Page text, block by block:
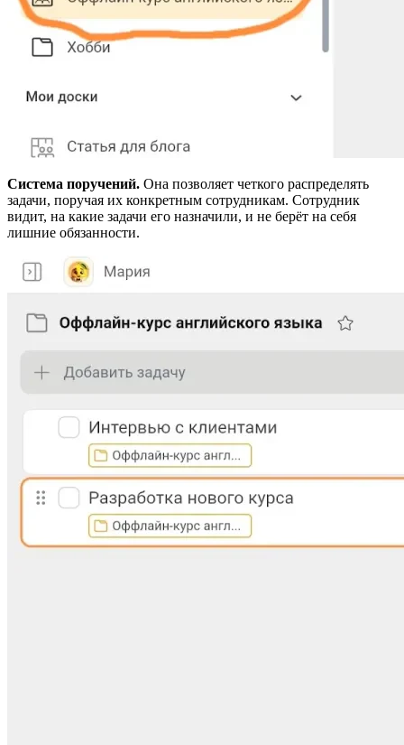
Система поручений. Она позволяет четкого распределять
задачи, поручая их конкретным сотрудникам. Сотрудник
видит, на какие задачи его назначили, и не берёт на себя
лишние обязанности.